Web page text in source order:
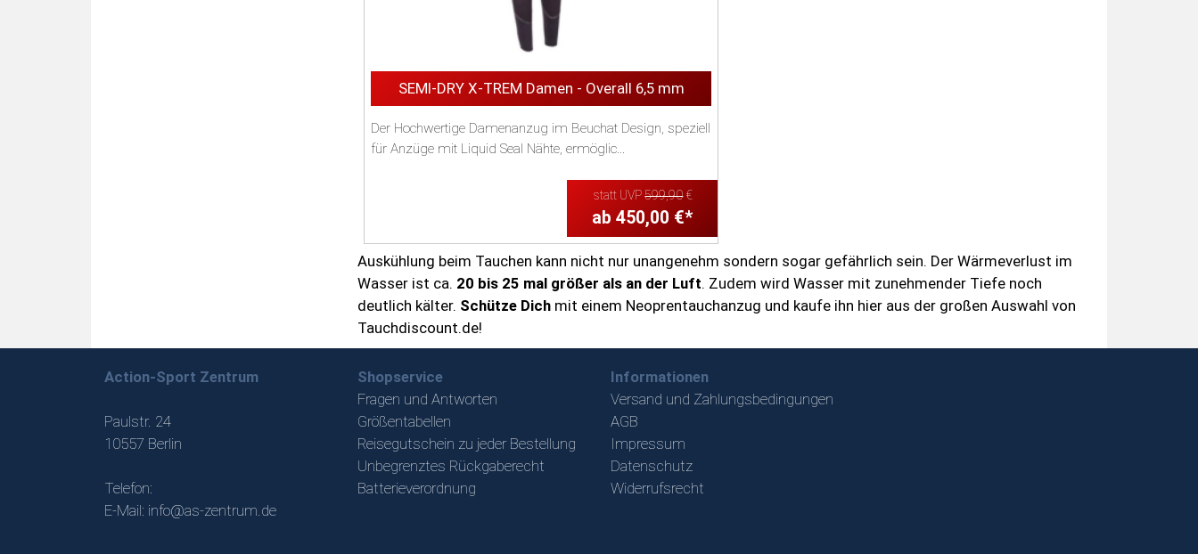
SEMI-DRY X-TREM Damen - Overall 6,5 mm
Der Hochwertige Damenanzug im Beuchat Design, speziell
für Anzüge mit Liquid Seal Nähte, ermöglic...
statt UVP599,90€
ab 450,00 €*
Auskühlung beim Tauchen kann nicht nur unangenehm sondern sogar gefährlich sein. Der Wärmeverlust im
Wasser ist ca. 20 bis 25 mal größer als an der Luft. Zudem wird Wasser mit zunehmender Tiefe noch
deutlich kälter. Schütze Dichmit einem Neoprentauchanzug und kaufe ihn hier aus der großen Auswahl von
Tauchdiscount.de!
Action-Sport Zentrum
Paulstr. 24
10557 Berlin
Telefon:
E-Mail: info@as-zentrum.de
Shopservice
Fragen und Antworten
Größentabellen
Reisegutschein zu jeder Bestellung
Unbegrenztes Rückgaberecht
Batterieverordnung
Informationen
Versand und Zahlungsbedingungen
AGB
Impressum
Datenschutz
Widerrufsrecht